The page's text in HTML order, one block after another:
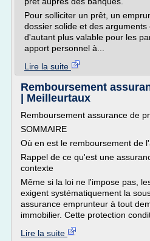
Pour solliciter un prêt, un
dossier solide et des
d'autant plus valable pour les
apport personnel à...
Lire la suite
Remboursement
| Meilleurtaux
Remboursement assurance de
SOMMAIRE
Où en est le remboursement de
Rappel de ce qu'est une
contexte
Même si la loi ne l'impose pas,
exigent systématiquement la
assurance emprunteur à tout
immobilier. Cette protection
Lire la suite